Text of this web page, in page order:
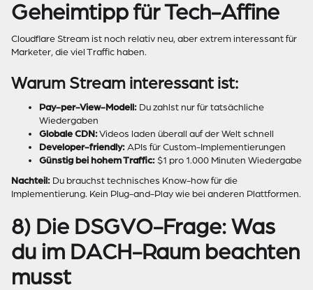
Geheimtipp für Tech-Affine
Cloudflare Stream ist noch relativ neu, aber extrem interessant für
Marketer, die viel Traffic haben.
Warum Stream interessant ist:
Pay-per-View-Modell: Du zahlst nur für tatsächliche
Wiedergaben
Globale CDN:Videos laden überall auf der Welt schnell
Developer-friendly: APIs für Custom-Implementierungen
Günstig bei hohem Traffic: $1 pro 1.000 Minuten Wiedergabe
Nachteil: Du brauchst technisches Know-how für die
Implementierung. Kein Plug-and-Play wie bei anderen Plattformen.
8) Die DSGVO-Frage: Was
du im DACH-Raum beachten
musst